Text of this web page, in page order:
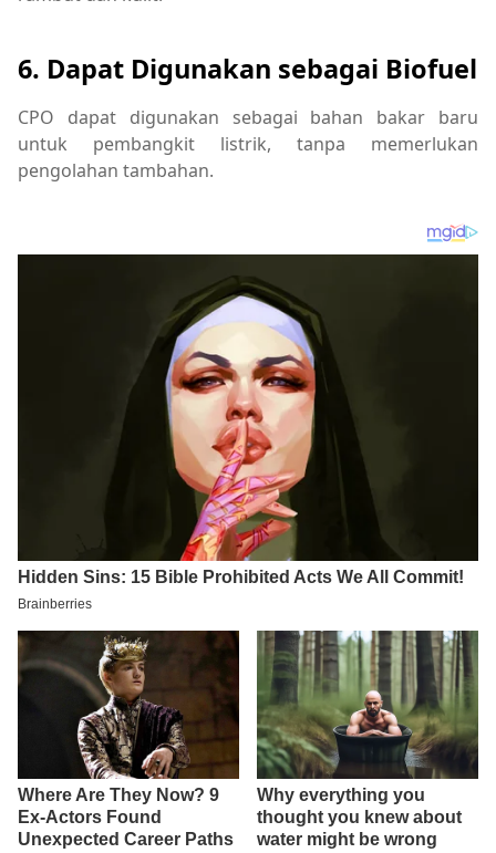
6. Dapat Digunakan sebagai Biofuel
CPO dapat digunakan sebagai bahan bakar baru
untuk pembangkit listrik, tanpa memerlukan
pengolahan tambahan.